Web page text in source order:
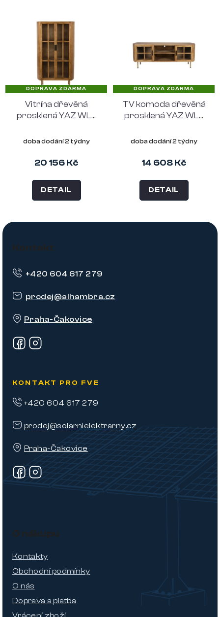
DOPRAVA ZDARMA
Vitrína dřevěná
prosklená YAZ WLL
doba dodání 2 týdny
20 156 Kč
DETAIL
DOPRAVA ZDARMA
TV komoda dřevěná
prosklená YAZ WLL
doba dodání 2 týdny
14 608 Kč
DETAIL
Z
Kontakt
prodej@alhambra.cz
Praha-Čakovice
+420 604 617 279
KONTAKT PRO FVE
prodej@solarnielektrarny.cz
Praha-Čakovice
+420 604 617 279
O nákupu
Kontakty
Obchodní podmínky
O nás
Doprava a platba